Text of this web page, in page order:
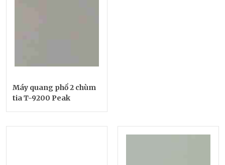
Máy quang phổ 2 chùm
tia T-9200 Peak